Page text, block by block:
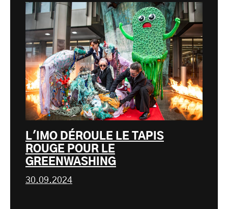
L'IMO DÉROULE LE TAPIS
ROUGE POUR LE
GREENWASHING
30.09.2024